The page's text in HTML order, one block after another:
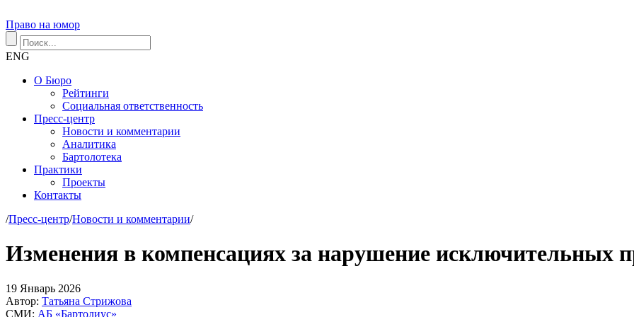
Право на юмор
ENG
О Бюро
Рейтинги
Социальная ответственность
Пресс-центр
Новости и комментарии
Аналитика
Бартолотека
Практики
Проекты
Контакты
/Пресс-центр/Новости и комментарии/
Изменения в компенсациях за нарушение исключительных
19 Январь 2026
Автор: Татьяна Стрижова
СМИ: АБ «Бартолиус»